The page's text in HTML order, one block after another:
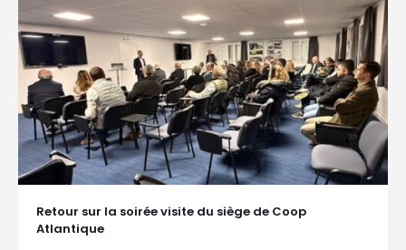
Retour sur la soirée visite du siège de Coop
Atlantique